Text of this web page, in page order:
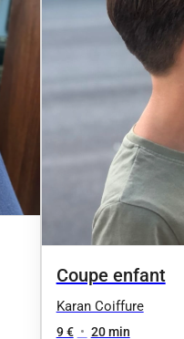
Coupe enfant
Karan Coiffure
9 € • 20 min